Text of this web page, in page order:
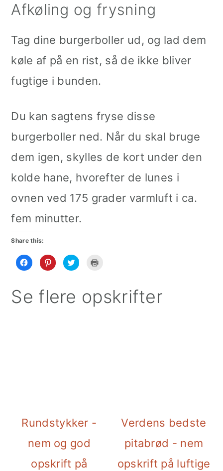
Afkøling og frysning
Tag dine burgerboller ud, og lad dem
køle af på en rist, så de ikke bliver
fugtige i bunden.
Du kan sagtens fryse disse
burgerboller ned. Når du skal bruge
dem igen, skylles de kort under den
kolde hane, hvorefter de lunes i
ovnen ved 175 grader varmluft i ca.
fem minutter.
Share this:
Click
to
share
(Opens
in
new
Click
to
share
in
new
Click
to
new
window)
window)
Se flere opskrifter
Rundstykker -
nem og god
opskrift på
Verdens bedste
pitabrød - nem
opskrift på luftige